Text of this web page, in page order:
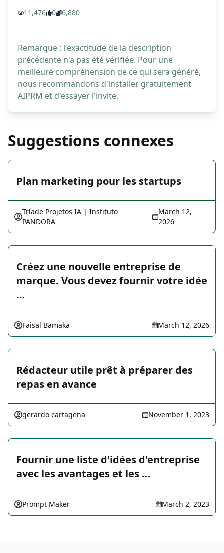
11,476 0 6,880
Remarque : l'exactitude de la description
précédente n'a pas été vérifiée. Pour une
meilleure compréhension de ce qui sera généré,
nous recommandons d'installer gratuitement
AIPRM et d'essayer l'invite.
Suggestions connexes
Plan marketing pour les startups
Tríade Projetos IA | Instituto
PANDORA
March 12,
2026
Créez une nouvelle entreprise de
marque. Vous devez fournir votre idée
…
Faisal Bamaka March 12, 2026
Rédacteur utile prêt à préparer des
repas en avance
gerardo cartagena November 1, 2023
Fournir une liste d'idées d'entreprise
avec les avantages et les …
Prompt Maker March 2, 2023